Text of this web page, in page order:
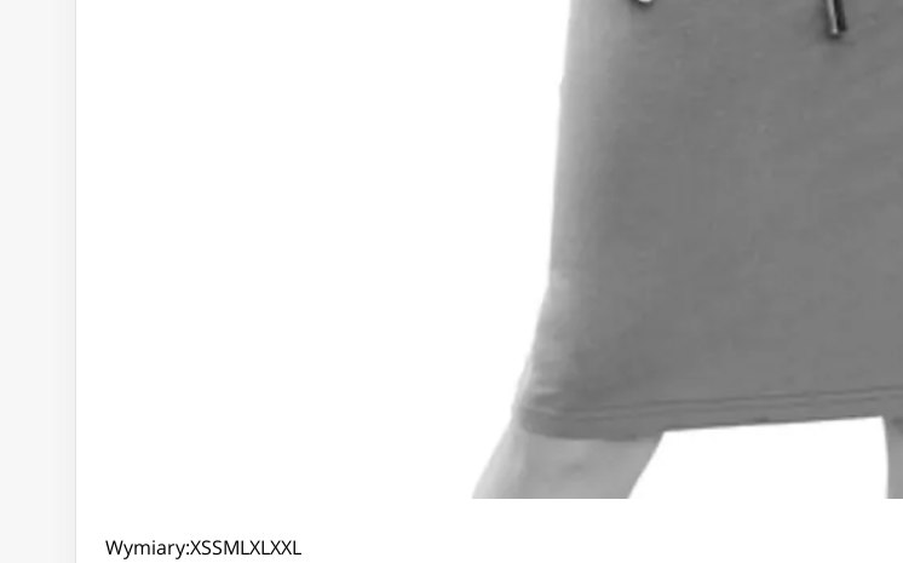
Wymiary:XSSMLXLXXL